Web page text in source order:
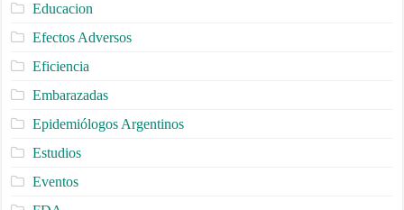
Educacion
Efectos Adversos
Eficiencia
Embarazadas
Epidemiólogos Argentinos
Estudios
Eventos